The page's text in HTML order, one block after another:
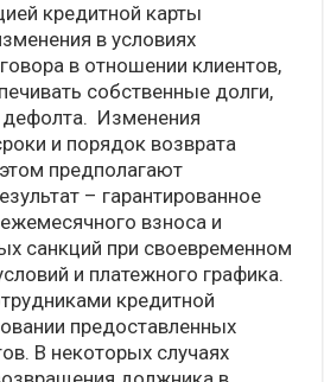
кредитной карты
в условиях
в отношении клиентов,
собственные долги,
Изменения
и порядок возврата
предполагают
– гарантированное
взноса и
санкций при своевременном
и платежного графика.
кредитной
предоставленных
В некоторых случаях